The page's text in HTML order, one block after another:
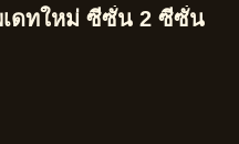
ดทใหม่ ซีซั่น 2 ซีซั่น